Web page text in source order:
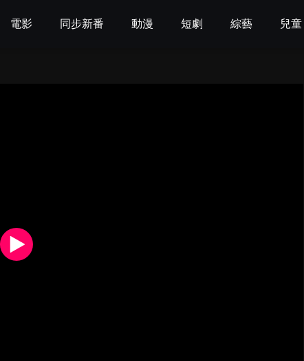
電影 同步新番 動漫 短劇 綜藝 兒童